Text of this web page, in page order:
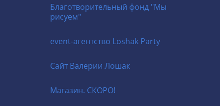
Благотворительный фонд "Мы
рисуем"
event-агентство Loshak Party
Cайт Валерии Лошак
Магазин. СКОРО!